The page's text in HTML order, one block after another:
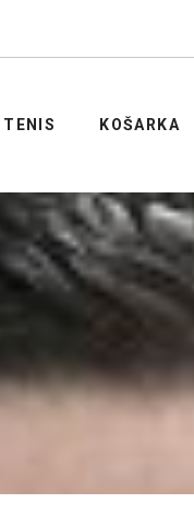
TENIS KOŠARKA